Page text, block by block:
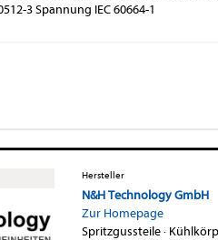
3 Spannung IEC 60664-1
Hersteller
N&H Technology GmbH
Zur Homepage
Spritzgussteile·